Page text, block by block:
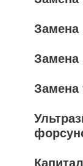
Замена
Замена
Замена